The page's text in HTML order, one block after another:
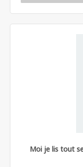
Moi je lis tout